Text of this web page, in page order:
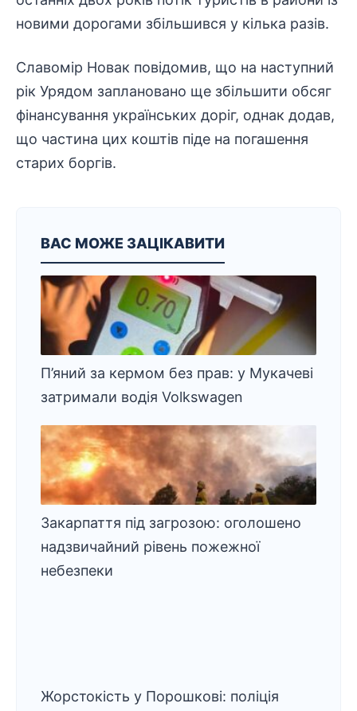
новими дорогами збільшився у кілька разів.
Славомір Новак повідомив, що на наступний
рік Урядом заплановано ще збільшити обсяг
фінансування українських доріг, однак додав,
що частина цих коштів піде на погашення
старих боргів.
ВАС МОЖЕ ЗАЦІКАВИТИ
П’яний за кермом без прав: у Мукачеві
затримали водія Volkswagen
Закарпаття під загрозою: оголошено
надзвичайний рівень пожежної
небезпеки
Жорстокість у Порошкові: поліція